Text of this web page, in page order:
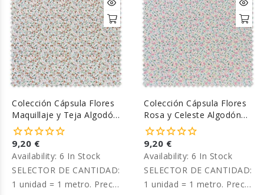
Colección Cápsula Flores
Maquillaje y Teja Algodón
100%
9,20 €
Availability: 6 In Stock
SELECTOR DE CANTIDAD:
1 unidad = 1 metro. Precio
Colección Cápsula Flores
Rosa y Celeste Algodón
100%
9,20 €
Availability: 6 In Stock
SELECTOR DE CANTIDAD:
1 unidad = 1 metro. Precio